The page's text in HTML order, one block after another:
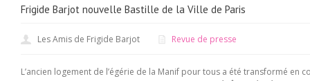
Frigide Barjot nouvelle Bastille de la Ville de Paris
Les Amis de Frigide Barjot Revue de presse
L’ancien logement de l’égérie de la Manif pour tous a été transformé en